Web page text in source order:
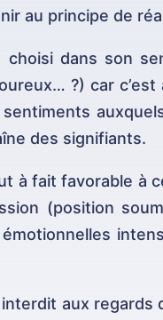
au principe de
dans son
?) car
des signifiants.
à fait favorable à
(position
aux